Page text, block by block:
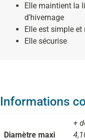
Elle maintient la
d’hivernage
Elle est simple
Elle sécurise
Informations
Diamètre maxi
+